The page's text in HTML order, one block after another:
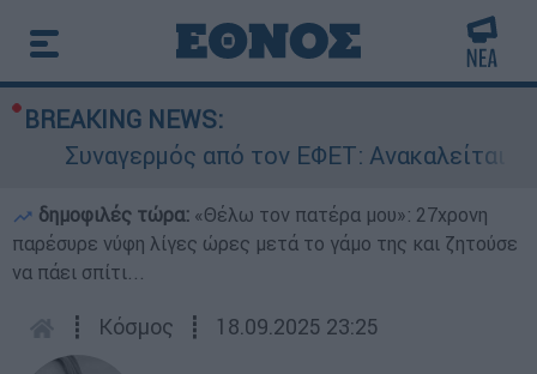
BREAKING NEWS:
Συναγερμός από τον ΕΦΕΤ: Ανακαλείται
δημοφιλές τώρα: «Θέλω τον πατέρα μου»: 27χρονη
παρέσυρε νύφη λίγες ώρες μετά το γάμο της και ζητούσε
να πάει σπίτι...
┋ Κόσμος ┋ 18.09.2025 23:25